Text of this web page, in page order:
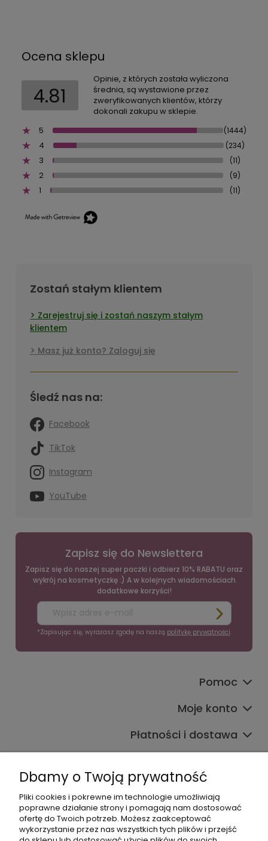
Ocena sklepu
4.81
Opinie, z których została wyliczona
średnia, są wystawione przez
zweryfikowanych klientów, którzy
dokonali zakupu w sklepie.
5
(1444)
4 (234)
3 (11)
2 (9)
1 (11)
Zostań stałym klientem
Zarejestruj się i zostań naszym stałym
klientem
Masz już konto? Zaloguj się
Śledź nas na:
Facebook
TikTok
Instagram
YouTube
Zapisz się do Newslettera
Zapisz się do naszej super paczki i odbierz 10% RABATU oraz
wykrój na kosmetyczkę :) A w kolejnych wiadomościach
dodatkowe korzyści!
*Zapisując się, wyrażasz zgodę na naszą politykę prywatności.
Pomoc
Moje konto
Płatności i dostawa
Dbamy o Twoją prywatność
Pliki cookies i pokrewne im technologie umożliwiają
poprawne działanie strony i pomagają nam dostosować
ofertę do Twoich potrzeb. Możesz zaakceptować
wykorzystanie przez nas wszystkich tych plików i przejść